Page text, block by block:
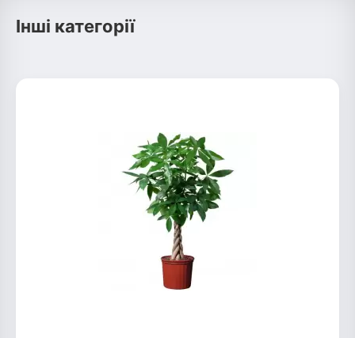
Інші категорії